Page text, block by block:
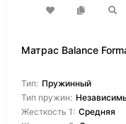
Матрас Balance
Тип: Пружинный
Тип пружин:
Жесткость 1: Средняя